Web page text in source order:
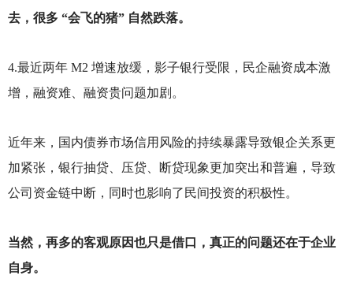
去，很多 “会飞的猪” 自然跌落。
4.最近两年 M2 增速放缓，影子银行受限，民企融资成本激
增，融资难、融资贵问题加剧。
近年来，国内债券市场信用风险的持续暴露导致银企关系更
加紧张，银行抽贷、压贷、断贷现象更加突出和普遍，导致
公司资金链中断，同时也影响了民间投资的积极性。
当然，再多的客观原因也只是借口，真正的问题还在于企业
自身。